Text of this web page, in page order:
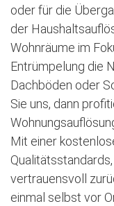
oder für die
der
Wohnräume im
Entrümpelung die
Dachböden oder
Sie uns, dann
Mit einer
vertrauensvoll
einmal selbst vor